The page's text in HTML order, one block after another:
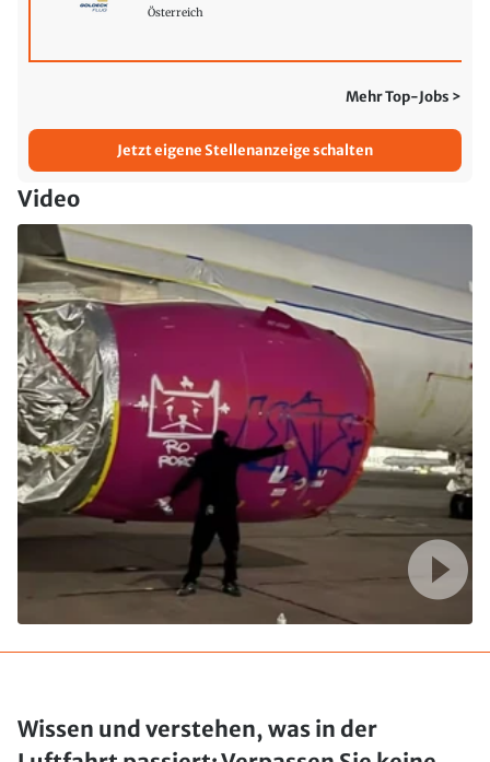
Österreich
Mehr Top-Jobs >
Jetzt eigene Stellenanzeige schalten
Video
Wissen und verstehen, was in der